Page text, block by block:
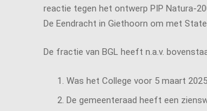
reactie tegen het ontwerp PIP Natura-
De Eendracht in Giethoorn om met
De fractie van BGL heeft n.a.v.
Was het College voor 5 maart
De gemeenteraad heeft een